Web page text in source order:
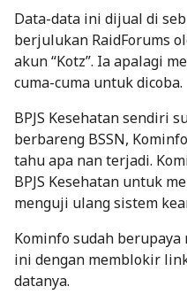
Data-data ini dijual di
berjulukan RaidForums
akun “Kotz”. Ia apalagi
cuma-cuma untuk dicoba.
BPJS Kesehatan sendiri
berbareng BSSN,
tahu apa nan terjadi.
BPJS Kesehatan untuk
menguji ulang sistem
Kominfo sudah
ini dengan memblokir
datanya.